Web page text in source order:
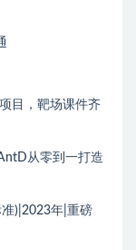
目，靶场课件齐
从零到一打造
)|2023年|重磅